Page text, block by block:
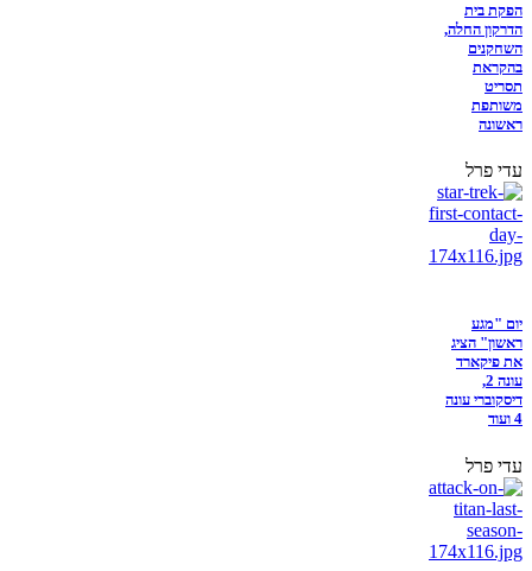
הפקת בית
הדרקון החלה,
השחקנים
בהקראת
תסריט
משותפת
ראשונה
עדי פרל
יום "מגע
ראשון" הציג
את פיקארד
עונה 2,
דיסקוברי עונה
4 ועוד
עדי פרל